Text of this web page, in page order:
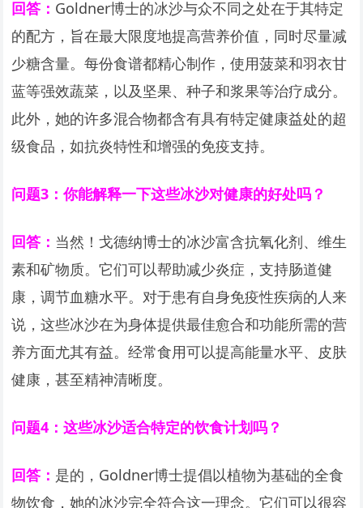
回答： Goldner博士的冰沙与众不同之处在于其特定
的配方，旨在最大限度地提高营养价值，同时尽量减
少糖含量。每份食谱都精心制作，使用菠菜和羽衣甘
蓝等强效蔬菜，以及坚果、种子和浆果等治疗成分。
此外，她的许多混合物都含有具有特定健康益处的超
级食品，如抗炎特性和增强的免疫支持。
问题3：你能解释一下这些冰沙对健康的好处吗？
回答： 当然！戈德纳博士的冰沙富含抗氧化剂、维生
素和矿物质。它们可以帮助减少炎症，支持肠道健
康，调节血糖水平。对于患有自身免疫性疾病的人来
说，这些冰沙在为身体提供最佳愈合和功能所需的营
养方面尤其有益。经常食用可以提高能量水平、皮肤
健康，甚至精神清晰度。
问题4：这些冰沙适合特定的饮食计划吗？
回答： 是的，Goldner博士提倡以植物为基础的全食
物饮食，她的冰沙完全符合这一理念。它们可以很容